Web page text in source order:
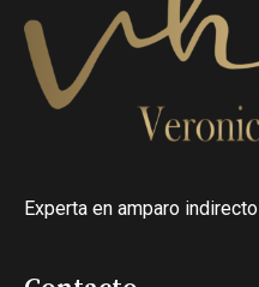
Experta en amparo indirecto